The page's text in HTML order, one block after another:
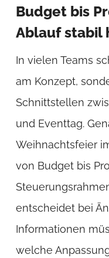
Budget bis
Ablauf stabil
In vielen Teams
am Konzept,
Schnittstellen
und Eventtag.
Weihnachtsfeier
von Budget bis
entscheidet bei
Informationen
welche